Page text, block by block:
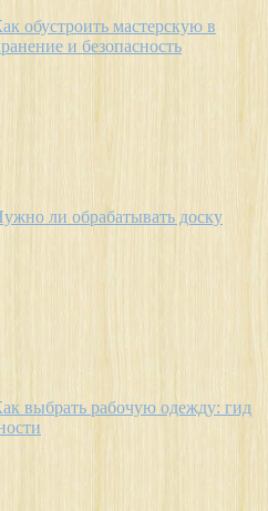
обустроить мастерскую в
и безопасность
ли обрабатывать доску
выбрать рабочую одежду: гид